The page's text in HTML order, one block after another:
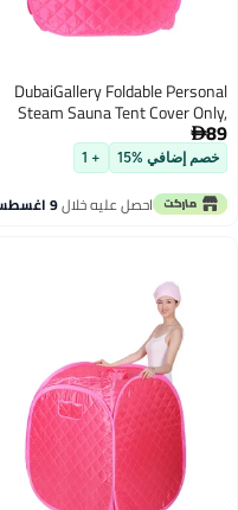
DubaiGallery Foldable
Steam Sauna Tent
Thermal Insulated
Enclosure with
Portable Compact Design
Body Relaxation, Indoor
and Spa
%15
+ 1
احصل عليه خلال9 اغسطس